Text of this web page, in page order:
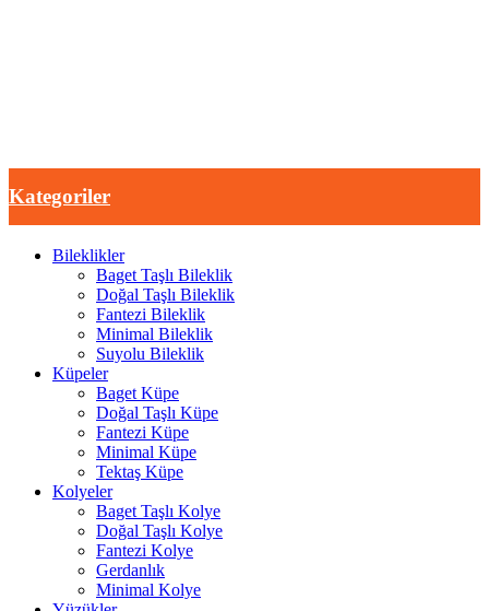
Kategoriler
Bileklikler
Baget Taşlı Bileklik
Doğal Taşlı Bileklik
Fantezi Bileklik
Minimal Bileklik
Suyolu Bileklik
Küpeler
Baget Küpe
Doğal Taşlı Küpe
Fantezi Küpe
Minimal Küpe
Tektaş Küpe
Kolyeler
Baget Taşlı Kolye
Doğal Taşlı Kolye
Fantezi Kolye
Gerdanlık
Minimal Kolye